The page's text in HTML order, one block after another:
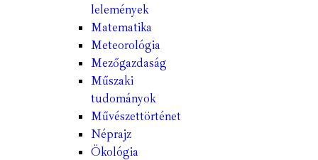
lelemények
Matematika
Meteorológia
Mezőgazdaság
Műszaki
tudományok
Művészettörténet
Néprajz
Ökológia